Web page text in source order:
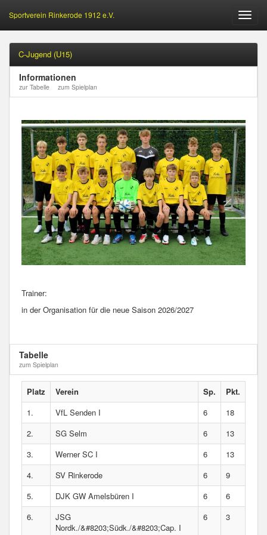
Öffne
Sportverein Rinkerode 1912 e.V.
C-Jugend (U15)
Informationen
zur Tabelle zum Spielplan
Trainer:
in der Organisation für die neue Saison 2026/2027
Tabelle
zum Spielplan
Platz Verein Sp.
Pkt.
1.
VfL Senden I 6
18
2.
SG Selm 6
13
3.
Werner SC I 6
13
4.
SV Rinkerode 6
9
5.
DJK GW Amelsbüren I 6
6
6.
JSG
Nordk./&#8203;Südk./&#8203;Cap. I
6 3